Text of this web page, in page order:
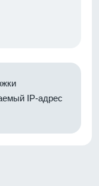
IP-адрес